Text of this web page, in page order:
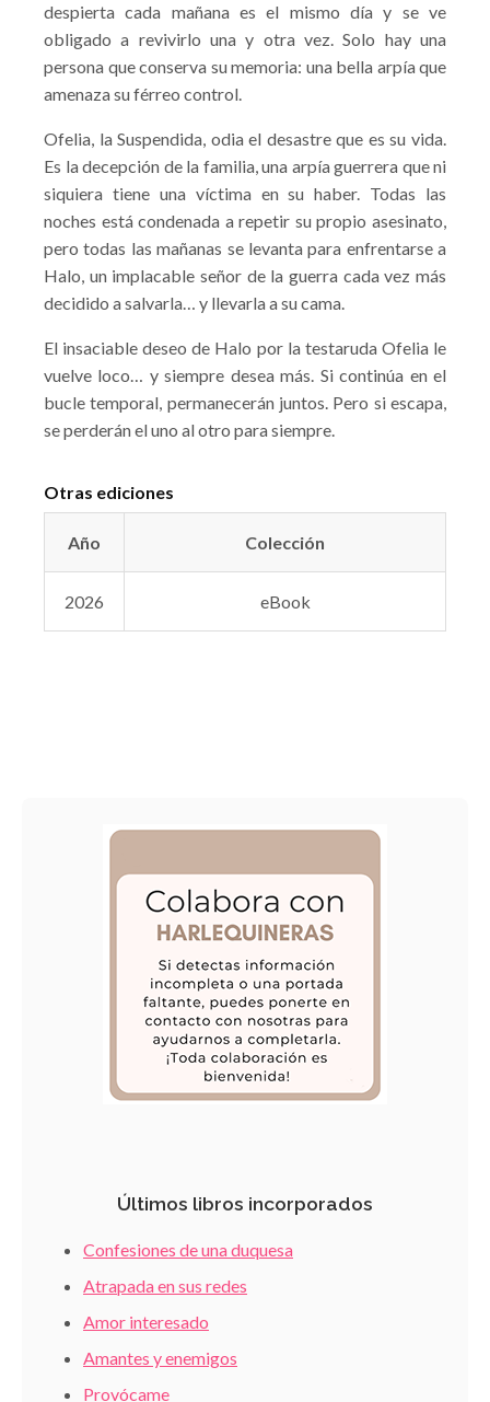
despierta cada mañana es el mismo día y se ve
obligado a revivirlo una y otra vez. Solo hay una
persona que conserva su memoria: una bella arpía que
amenaza su férreo control.
Ofelia, la Suspendida, odia el desastre que es su vida.
Es la decepción de la familia, una arpía guerrera que ni
siquiera tiene una víctima en su haber. Todas las
noches está condenada a repetir su propio asesinato,
pero todas las mañanas se levanta para enfrentarse a
Halo, un implacable señor de la guerra cada vez más
decidido a salvarla… y llevarla a su cama.
El insaciable deseo de Halo por la testaruda Ofelia le
vuelve loco… y siempre desea más. Si continúa en el
bucle temporal, permanecerán juntos. Pero si escapa,
se perderán el uno al otro para siempre.
Otras ediciones
Año Colección
2026 eBook
Últimos libros incorporados
Confesiones de una duquesa
Atrapada en sus redes
Amor interesado
Amantes y enemigos
Provócame